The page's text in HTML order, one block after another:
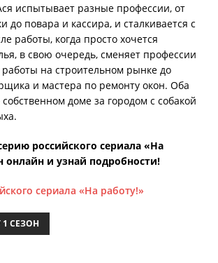
испытывает разные профессии, от
до повара и кассира, и сталкивается с
работы, когда просто хочется
в свою очередь, сменяет профессии
работы на строительном рынке до
и мастера по ремонту окон. Оба
доме за городом с собакой
российского сериала «На
онлайн и узнай подробности!
сериала «На работу!»
1 СЕЗОН